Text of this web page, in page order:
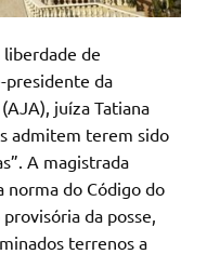
liberdade de
presidente da
juíza Tatiana
admitem terem sido
A magistrada
norma do Código do
da posse,
terrenos a